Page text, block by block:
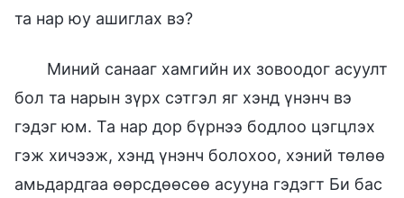
та нар юу ашиглах вэ?
Миний санааг хамгийн их зовоодог асуулт
бол та нарын зүрх сэтгэл яг хэнд үнэнч вэ
гэдэг юм. Та нар дор бүрнээ бодлоо цэгцлэх
гэж хичээж, хэнд үнэнч болохоо, хэний төлөө
амьдардгаа өөрсдөөсөө асууна гэдэгт Би бас